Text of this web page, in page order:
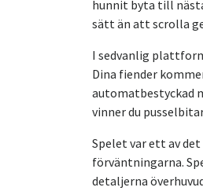
hunnit byta till
sätt än att scrolla
I sedvanlig
Dina fiender
automatbestyckad
vinner du
Spelet var ett av
förväntningarna.
detaljerna